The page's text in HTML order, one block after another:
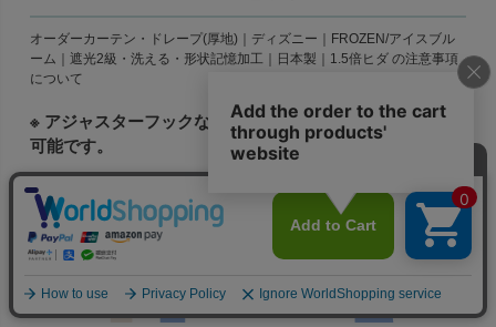
オーダーカーテン・ドレープ(厚地)｜ディズニー｜FROZEN/アイスブル
ーム｜遮光2級・洗える・形状記憶加工｜日本製｜1.5倍ヒダ の注意事項
について
※ アジャスターフックなので+1ｃｍから-3ｃｍの丈調整が
可能です。